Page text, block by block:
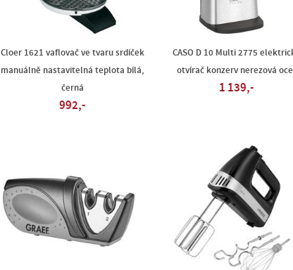
Cloer 1621 vaflovač ve tvaru srdíček
manuálně nastavitelná teplota bílá,
černá
992,-
CASO D 10 Multi 2775
otvírač konzerv nerezová
1 139,-